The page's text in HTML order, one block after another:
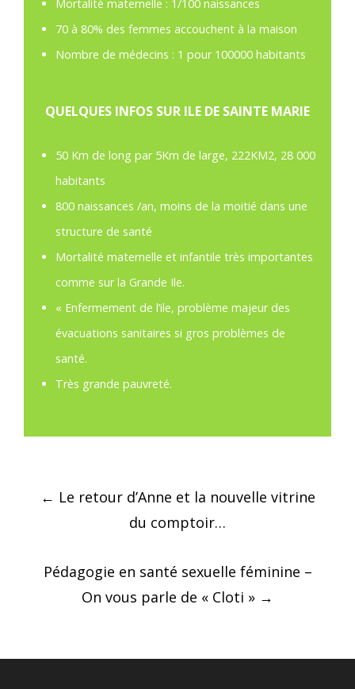
Mortalité maternelle : 1/100 naissances
70 à 80% des femmes accouchent à la maison
Nombre de médecins : 1 pour 100000 habitants
QUELQUES INFOS SUR ILE DE SAINTE MARIE
50 Km de long par 5Km de large, 222KM2, 28 000
habitants
800 naissances /an, moins de la moitié dans une
structure de santé
Mortalité maternelle et infantile très importantes
comme sur la Grande Ile.
« Enfermement de l’ile, problème majeur des
évacuations sanitaires si gros problèmes de
santé.
Très grande pauvreté.
Post
navigation
← Le retour d’Anne et la nouvelle vitrine
du comptoir…
Pédagogie en santé sexuelle féminine –
On vous parle de « Cloti » →